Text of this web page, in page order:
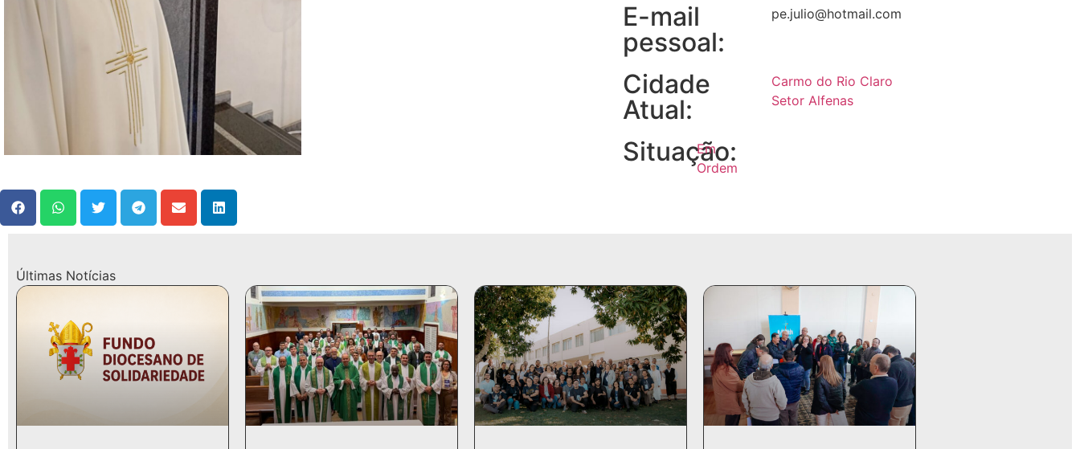
E-mail
pessoal:
pe.julio@hotmail.com
Cidade
Atual:
Carmo do Rio Claro
Setor Alfenas
Situação:
Em
Ordem
Últimas Notícias